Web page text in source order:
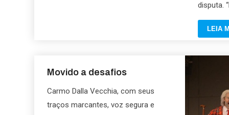
disputa.
LEIA
Movido a desafios
Carmo Dalla Vecchia, com seus
traços marcantes, voz segura e